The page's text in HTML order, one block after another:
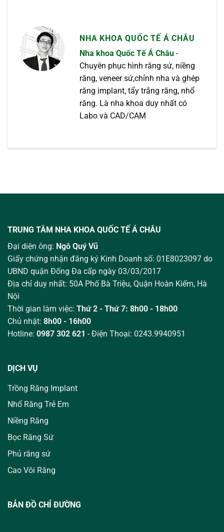
NHA KHOA QUỐC TẾ Á CHÂU
Nha khoa Quốc Tế Á Châu -
Chuyên phục hình răng sứ, niềng
răng, veneer sứ,chỉnh nha và ghép
răng implant, tẩy trắng răng, nhổ
răng. Là nha khoa duy nhất có
Labo và CAD/CAM
TRUNG TÂM NHA KHOA QUỐC TẾ Á CHÂU
Đại diện ông: Ngô Quý Vũ
Giấy chứng nhận đăng ký Kinh Doanh số: 01E8023097 do
UBND quận Đống Đa cấp ngày 03/03/2017
Địa chỉ duy nhất: 50A Phố Bà Triệu, Quận Hoàn Kiếm, Hà
Nội
Thời gian làm việc: Thứ 2 - Thứ 7: 8h00 - 18h00
Chủ nhật: 8h00 - 16h00
Hotline: 0987 302 621 - Điện Thoại: 0243.9940951
DỊCH VỤ
Trồng Răng Implant
Nhổ Răng Trẻ Em
Niềng Răng
Bọc Răng Sứ
Phủ răng sứ
Cao Vôi Răng
BẢN ĐỒ CHỈ ĐƯỜNG